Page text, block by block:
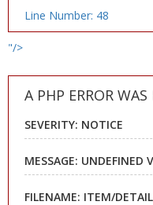
Line Number: 48
"/>
A PHP ERROR
SEVERITY: NOTICE
MESSAGE: UNDEFINED
FILENAME: ITEM/